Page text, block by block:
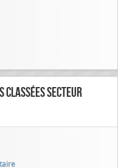
classées secteur